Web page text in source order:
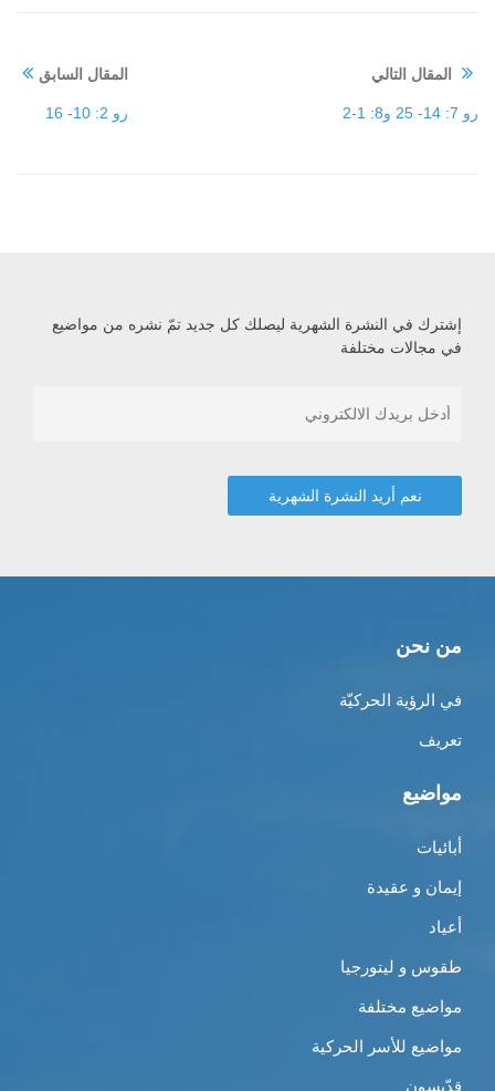
المقال السابق
رو 2: 10- 16
المقال التالي
رو 7: 14- 25 و8: 1-2
إشترك في النشرة الشهرية ليصلك كل جديد تمّ نشره من مواضيع
في مجالات مختلفة
من نحن
في الرؤية الحركيّة
تعريف
مواضيع
أبائيات
إيمان و عقيدة
أعياد
طقوس و ليتورجيا
مواضيع مختلفة
مواضيع للأسر الحركية
قدّيسون